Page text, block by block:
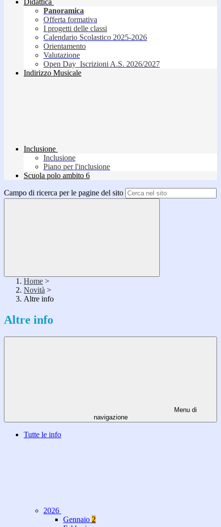
Didattica
Panoramica
Offerta formativa
I progetti delle classi
Calendario Scolastico 2025-2026
Orientamento
Valutazione
Open Day_Iscrizioni A.S. 2026/2027
Indirizzo Musicale
Inclusione
Inclusione
Piano per l'inclusione
Scuola polo ambito 6
Campo di ricerca per le pagine del sito
Home >
Novità >
Altre info
Altre info
Menu di
navigazione
Tutte le info
2026
Gennaio 2